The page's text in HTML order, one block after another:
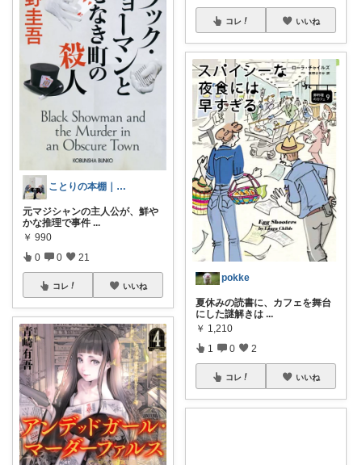
ことりの本棚｜読書と暮らし
元マジシャンの主人公が、鮮や
かな推理で事件 ...
￥ 990
0 0 21
コレ いいね
コレ いいね
pokke
夏休みの読書に、カフェを舞台
にした謎解きは ...
￥ 1,210
1 0 2
コレ いいね